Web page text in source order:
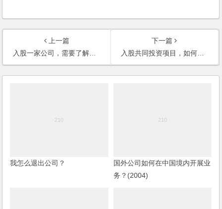
上一篇
入股一家公司，需要了解什么情况，注意哪些问题呢？
下一篇
入股共同投资项目，如何保障权利？
我怎么退出公司？
国外公司如何在中国境内开展业
务？(2004)